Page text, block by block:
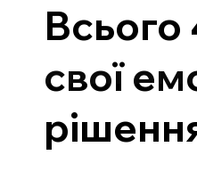
Всього
свої